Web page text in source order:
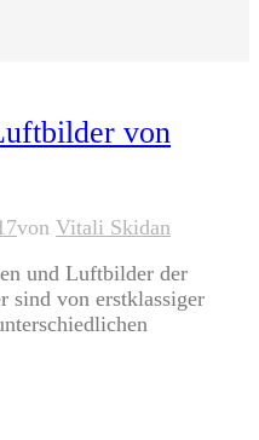
von
von Vitali Skidan
und Luftbilder der
sind von erstklassiger